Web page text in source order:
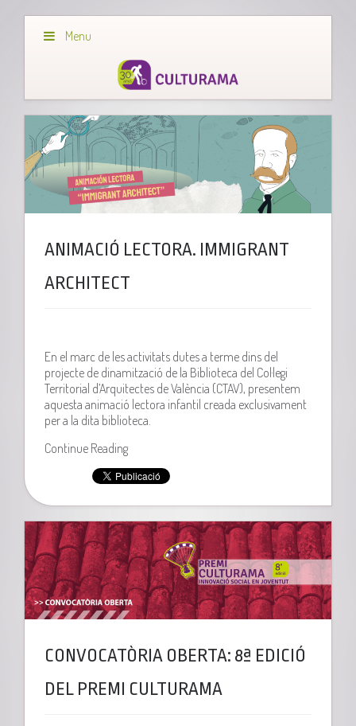
Menu
ANIMACIÓ LECTORA. IMMIGRANT
ARCHITECT
En el marc de les activitats dutes a terme dins del
projecte de dinamització de la Biblioteca del Col·legi
Territorial d’Arquitectes de València (CTAV), presentem
aquesta animació lectora infantil creada exclusivament
per a la dita biblioteca.
Continue Reading
CONVOCATÒRIA OBERTA: 8ª EDICIÓ
DEL PREMI CULTURAMA